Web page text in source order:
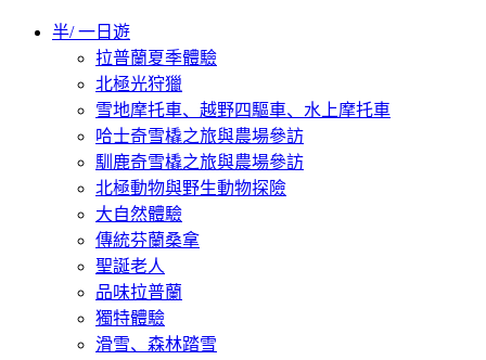
半/ 一日遊
拉普蘭夏季體驗
北極光狩獵
雪地摩托車、越野四驅車、水上摩托車
哈士奇雪橇之旅與農場參訪
馴鹿奇雪橇之旅與農場參訪
北極動物與野生動物探險
大自然體驗
傳統芬蘭桑拿
聖誕老人
品味拉普蘭
獨特體驗
滑雪、森林踏雪